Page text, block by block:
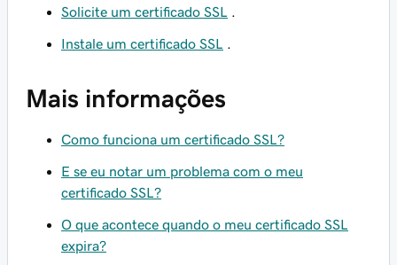
Solicite um certificado SSL
Instale um certificado SSL
Mais informações
Como funciona um certificado SSL?
E se eu notar um problema com o meu
certificado SSL?
O que acontece quando o meu certificado SSL
expira?